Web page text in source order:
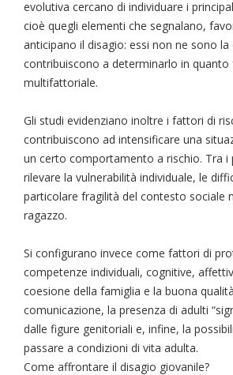
evolutiva cercano di individuare i
cioè quegli elementi che segnalano,
anticipano il disagio: essi non ne sono la
contribuiscono a determinarlo in
multifattoriale.
Gli studi evidenziano inoltre i fattori di
contribuiscono ad intensificare una
un certo comportamento a rischio. Tra i
rilevare la vulnerabilità individuale, le
particolare fragilità del contesto sociale
ragazzo.
Si configurano invece come fattori di
competenze individuali, cognitive,
coesione della famiglia e la buona
comunicazione, la presenza di adulti
dalle figure genitoriali e, infine, la
passare a condizioni di vita adulta.
Come affrontare il disagio giovanile?